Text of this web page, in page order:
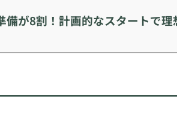
備が8割！計画的なスタートで